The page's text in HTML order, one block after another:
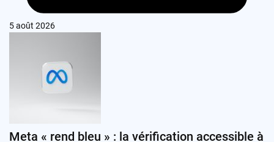
5 août 2026
Meta « rend bleu » : la vérification accessible à